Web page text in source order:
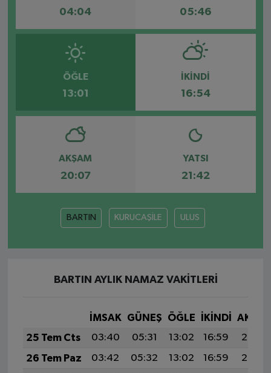
04:04 05:46
ÖĞLE
13:01
İKINDI
16:54
AKŞAM
20:07
YATSI
21:42
BARTIN KURUCAŞİLE ULUS
BARTIN AYLIK NAMAZ VAKITLERI
İMSAK GÜNEŞ ÖĞLE İKINDI
25 Tem Cts
03:40 05:31 13:02 16:59
20:23
26 Tem Paz
03:42 05:32 13:02 16:59
20:23